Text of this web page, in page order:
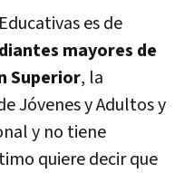
es de
mayores de
Superior, la
Jóvenes y Adultos y
y no tiene
quiere decir que